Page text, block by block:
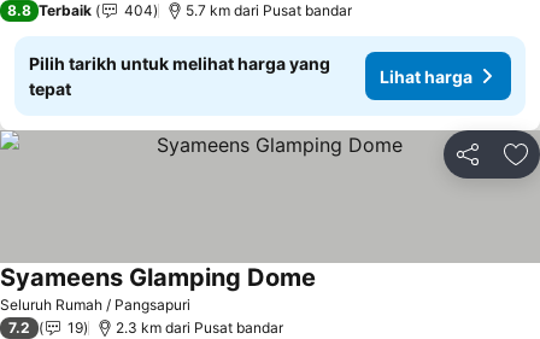
8.8 Terbaik 404 5.7 km dari Pusat bandar
Pilih tarikh untuk melihat harga yang
tepat
Lihat harga
Kongsi
Seluruh Rumah / Pangsapuri
Syameens Glamping Dome
7.2 19 2.3 km dari Pusat bandar